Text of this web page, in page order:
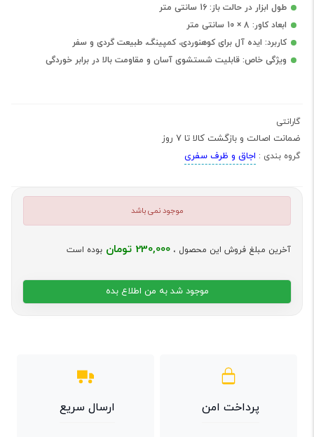
طول ابزار در حالت باز: 16 سانتی متر
ابعاد کاور: 8 × 10 سانتی متر
کاربرد: ایده آل برای کوهنوردی، کمپینگ، طبیعت گردی و سفر
ویژگی خاص: قابلیت شستشوی آسان و مقاومت بالا در برابر خوردگی
گارانتی
ضمانت اصالت و بازگشت کالا تا 7 روز
گروه بندی : اجاق و ظرف سفری
موجود نمی باشد
آخرین مبلغ فروش این محصول ، 230,000 تومان بوده است
موجود شد به من اطلاع بده
پرداخت امن ارسال سریع